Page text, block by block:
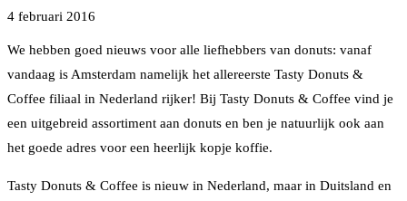
4 februari 2016
We hebben goed nieuws voor alle liefhebbers van donuts: vanaf
vandaag is Amsterdam namelijk het allereerste Tasty Donuts &
Coffee filiaal in Nederland rijker! Bij Tasty Donuts & Coffee vind je
een uitgebreid assortiment aan donuts en ben je natuurlijk ook aan
het goede adres voor een heerlijk kopje koffie.
Tasty Donuts & Coffee is nieuw in Nederland, maar in Duitsland en